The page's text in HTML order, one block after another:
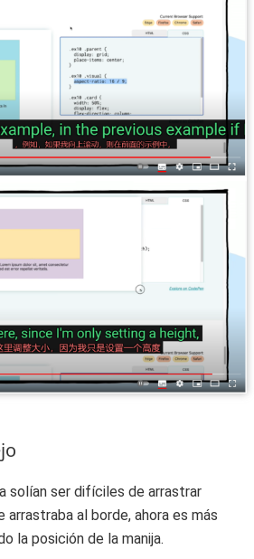
solían ser difíciles de arrastrar
al borde, ahora es más
la posición de la manija.